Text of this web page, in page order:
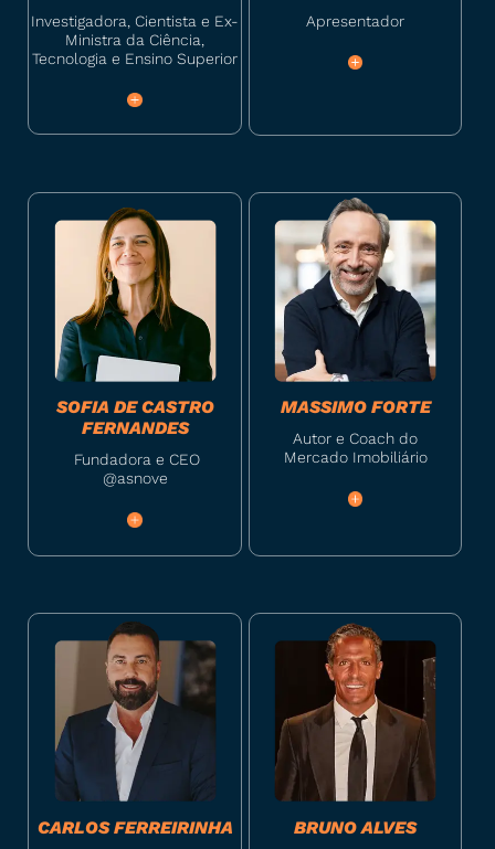
Investigadora, Cientista e Ex-
Ministra da Ciência,
Tecnologia e Ensino Superior
Apresentador
SOFIA DE CASTRO
FERNANDES
Fundadora e CEO
@asnove
MASSIMO FORTE
Autor e Coach do
Mercado Imobiliário
CARLOS FERREIRINHA BRUNO ALVES